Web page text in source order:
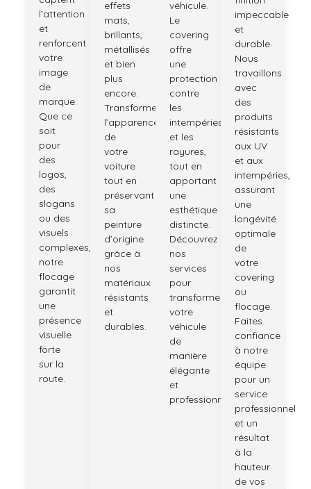
l’attention
et
renforcent
votre
image
de
marque.
Que ce
soit
pour
des
logos,
des
slogans
ou des
visuels
complexes,
notre
flocage
garantit
une
présence
visuelle
forte
sur la
route.
effets
mats,
brillants,
métallisés
et bien
plus
encore.
Transformez
l’apparence
de
votre
voiture
tout en
préservant
sa
peinture
d’origine
grâce à
nos
matériaux
résistants
et
durables.
véhicule.
Le
covering
offre
une
protection
contre
les
intempéries
et les
rayures,
tout en
apportant
une
esthétique
distincte.
Découvrez
nos
services
pour
transformer
votre
véhicule
de
manière
élégante
et
professionnelle.
impeccable
et
durable.
Nous
travaillons
avec
des
produits
résistants
aux UV
et aux
intempéries,
assurant
une
longévité
optimale
de
votre
covering
ou
flocage.
Faites
confiance
à notre
équipe
pour un
service
professionnel
et un
résultat
à la
hauteur
de vos